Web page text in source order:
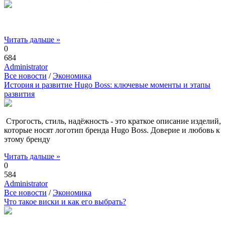
Читать дальше »
0
684
Administrator
Все новости /Экономика
История и развитие Hugo Boss: ключевые моменты и этапы
развития
Строгость, стиль, надёжность - это краткое описание изделий,
которые носят логотип бренда Hugo Boss. Доверие и любовь к
этому бренду
Читать дальше »
0
584
Administrator
Все новости /Экономика
Что такое виски и как его выбрать?